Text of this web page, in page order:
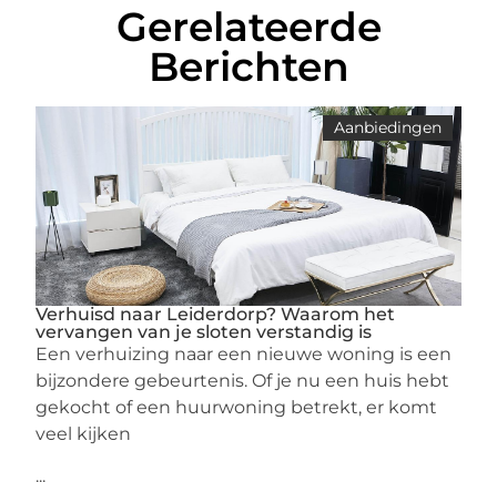
Gerelateerde
Berichten
Aanbiedingen
Verhuisd naar Leiderdorp? Waarom het
vervangen van je sloten verstandig is
Een verhuizing naar een nieuwe woning is een
bijzondere gebeurtenis. Of je nu een huis hebt
gekocht of een huurwoning betrekt, er komt
veel kijken
...